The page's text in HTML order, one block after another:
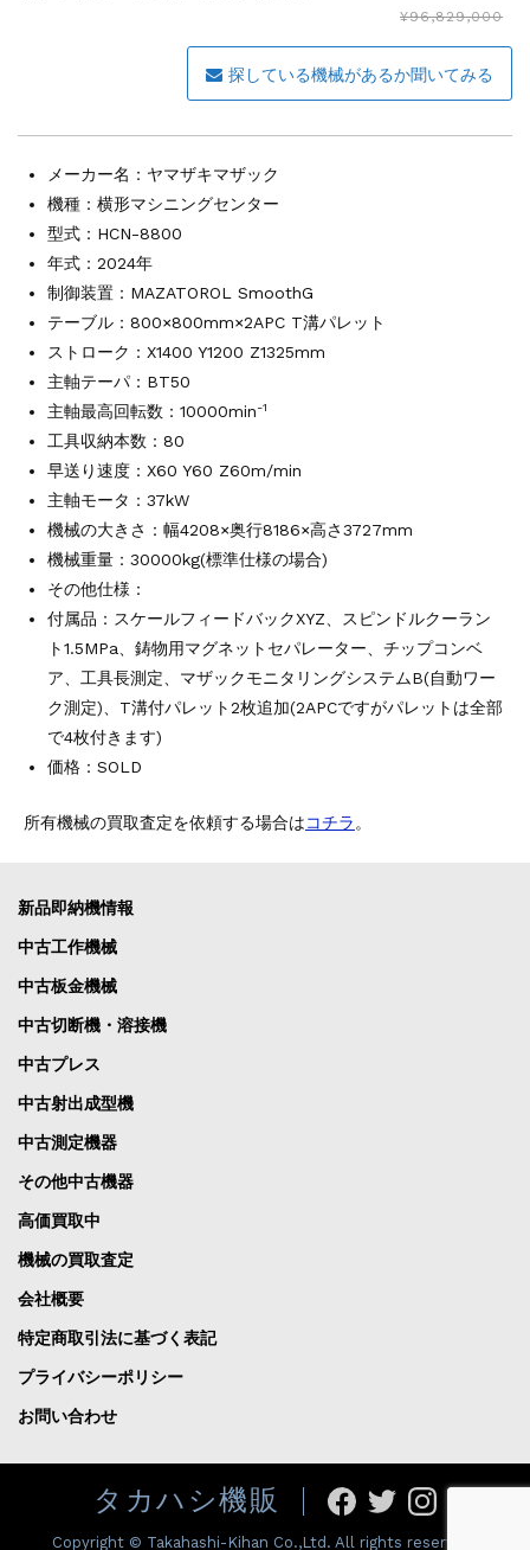
ダイヘン 交直両用TIG溶接機 AVP-...
ダイヘン デジタルパルスMAG/MIG溶...
2026.4.28
立形マシニングセンター
2026.4.24
森精機 立形マシニングセンター NV50...
立形マシニングセンター
森精機 立形マシニングセンター NV50...
¥96,829,000
探している機械があるか聞いてみる
メーカー名： ヤマザキマザック
機種：横形マシニングセンター
型式：HCN-8800
年式：2024年
制御装置：MAZATOROL SmoothG
テーブル：800×800mm×2APC T溝パレット
ストローク：X1400 Y1200 Z1325mm
主軸テーパ：BT50
主軸最高回転数：10000min-1
工具収納本数：80
早送り速度：X60 Y60 Z60m/min
主軸モータ：37kW
機械の大きさ：幅4208×奥行8186×高さ3727mm
機械重量：30000kg(標準仕様の場合)
その他仕様：
付属品：スケールフィードバックXYZ、スピンドルクーラン
ト1.5MPa、鋳物用マグネットセパレーター、チップコンベ
ア、工具長測定、マザックモニタリングシステムB(自動ワー
ク測定)、T溝付パレット2枚追加(2APCですがパレットは全部
で4枚付きます)
価格：SOLD
所有機械の買取査定を依頼する場合はコチラ 。
新品即納機情報
中古工作機械
中古板金機械
中古切断機・溶接機
中古プレス
中古射出成型機
中古測定機器
その他中古機器
高価買取中
機械の買取査定
会社概要
特定商取引法に基づく表記
プライバシーポリシー
お問い合わせ
タカハシ機販
Copyright © Takahashi-Kihan Co.,Ltd. All rights reserved.